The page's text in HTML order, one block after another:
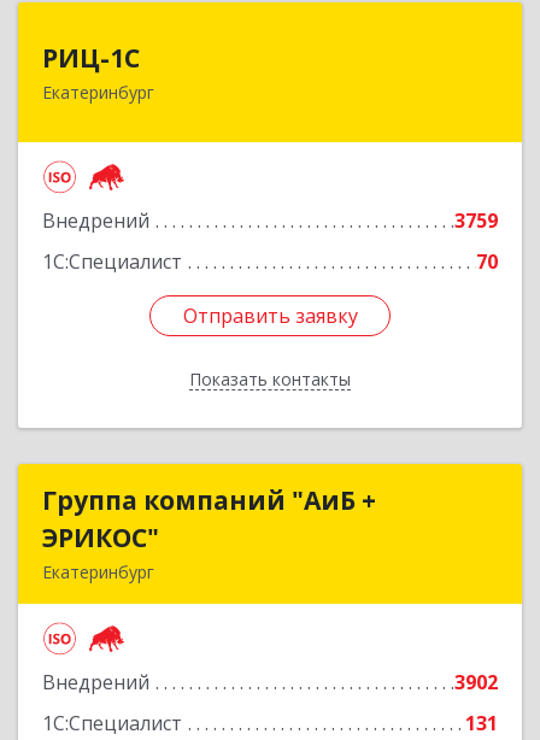
РИЦ-1С
Екатеринбург
Внедрений
3759
1С:Специалист
70
Отправить заявку
Показать контакты
620102, Свердловская обл, Екатеринбург г,
Отправить заявку
Назад
Группа компаний "АиБ +
ЭРИКОС"
Екатеринбург
Внедрений
3902
1С:Специалист
131
Группа компаний "АиБ +
Подробнее